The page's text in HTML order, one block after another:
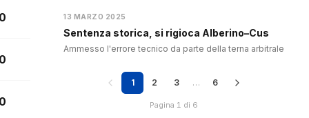
0
0
0
13 MARZO 2025
Sentenza storica, si rigioca Alberino–Cus
Ammesso l'errore tecnico da parte della terna arbitrale
1 2 3 … 6
Pagina 1 di 6